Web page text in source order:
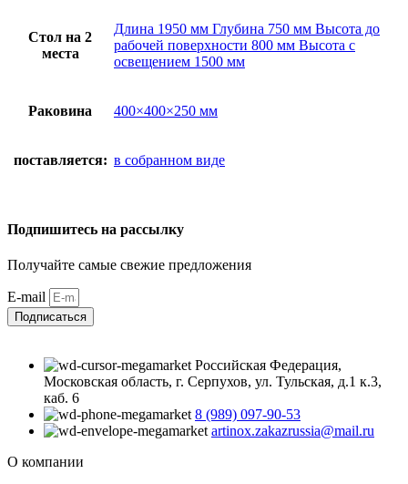
Стол на 2
места
Длина 1950 мм Глубина 750 мм Высота до
рабочей поверхности 800 мм Высота с
освещением 1500 мм
Раковина 400×400×250 мм
поставляется: в собранном виде
Подпишитесь на рассылку
Получайте самые свежие предложения
E-mail
Подписаться
Российская Федерация,
Московская область, г. Серпухов, ул. Тульская, д.1 к.3,
каб. 6
8 (989) 097-90-53
artinox.zakazrussia@mail.ru
О компании